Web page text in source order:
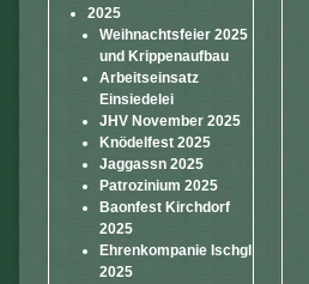
2025
Weihnachtsfeier 2025
und Krippenaufbau
Arbeitseinsatz
Einsiedelei
JHV November 2025
Knödelfest 2025
Jaggassn 2025
Patrozinium 2025
Baonfest Kirchdorf
2025
Ehrenkompanie Ischgl
2025